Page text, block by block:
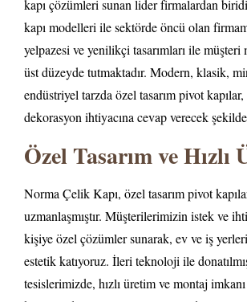
kapı çözümleri sunan lider firmalardan
kapı modelleri ile sektörde öncü olan
yelpazesi ve yenilikçi tasarımları ile
üst düzeyde tutmaktadır. Modern, klasik,
endüstriyel tarzda özel tasarım pivot
dekorasyon ihtiyacına cevap verecek
Özel Tasarım ve Hızlı
Norma Çelik Kapı, özel tasarım pivot
uzmanlaşmıştır. Müşterilerimizin istek ve
kişiye özel çözümler sunarak, ev ve iş
estetik katıyoruz. İleri teknoloji ile
tesislerimizde, hızlı üretim ve montaj